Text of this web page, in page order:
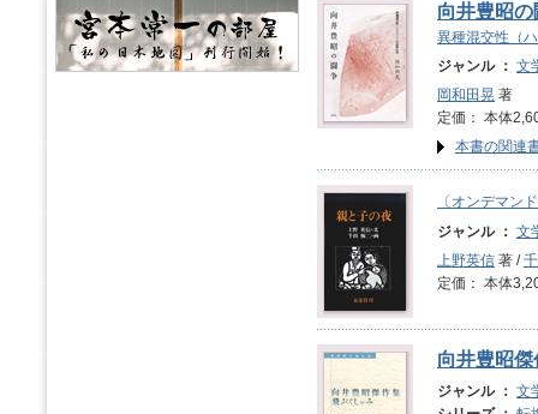
向井豊昭の
異種混交性（
ジャンル ： 文
岡和田晃 著
定価： 本体
本書の関連
〔オンデマン
ジャンル ： 文
上野英信 著 /
定価： 本体
向井豊昭
ジャンル ： 文